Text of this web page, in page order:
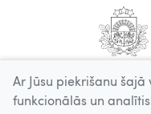
Ar Jūsu piekrišanu
funkcionālās un